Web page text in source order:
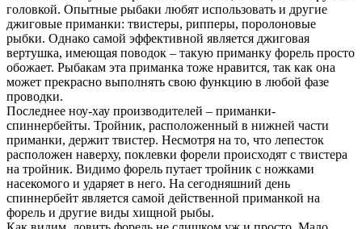
головкой. Опытные рыбаки любят использовать и другие
джиговые приманки: твистеры, рипперы, поролоновые
рыбки. Однако самой эффективной является джиговая
вертушка, имеющая поводок – такую приманку форель просто
обожает. Рыбакам эта приманка тоже нравится, так как она
может прекрасно выполнять свою функцию в любой фазе
проводки.
Последнее ноу-хау производителей – приманки-
спиннербейты. Тройник, расположенный в нижней части
приманки, держит твистер. Несмотря на то, что лепесток
расположен наверху, поклевки форели происходят с твистера
на тройник. Видимо форель путает тройник с ножками
насекомого и ударяет в него. На сегодняшний день
спиннербейт является самой действенной приманкой на
форель и другие виды хищной рыбы.